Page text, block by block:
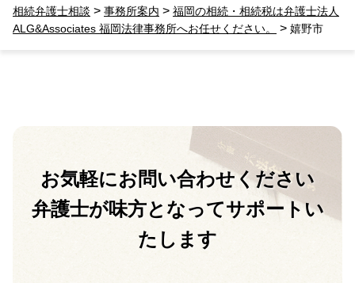
相続弁護士相談 > 事務所案内 > 福岡の相続・相続税は弁護士法人
ALG&Associates 福岡法律事務所へお任せください。
> 嬉野市
お気軽にお問い合わせください
弁護士が味方となってサポートい
たします